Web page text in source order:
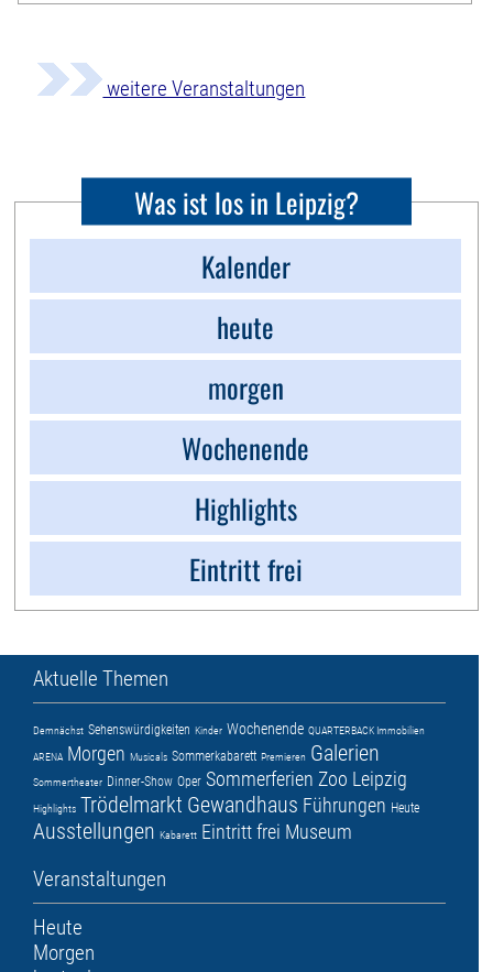
weitere Veranstaltungen
Was ist los in Leipzig?
Kalender
heute
morgen
Wochenende
Highlights
Eintritt frei
Aktuelle Themen
Demnächst Sehenswürdigkeiten Kinder Wochenende QUARTERBACK Immobilien
ARENA Morgen Musicals Sommerkabarett Premieren Galerien
Sommertheater Dinner-Show Oper Sommerferien Zoo Leipzig
Highlights Trödelmarkt Gewandhaus Führungen Heute
Ausstellungen Kabarett Eintritt frei Museum
Veranstaltungen
Heute
Morgen